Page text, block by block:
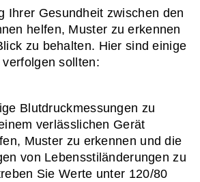
Ihrer Gesundheit zwischen den
helfen, Muster zu erkennen
zu behalten. Hier sind einige
sollten:
verlässlichen Gerät
Muster zu erkennen und die
von Lebensstiländerungen zu
Sie Werte unter 120/80